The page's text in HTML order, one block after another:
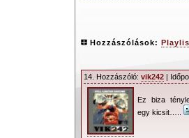
Hozzászólások:
14. Hozzászóló: vik242 |
Ez biza
egy kicsit…..